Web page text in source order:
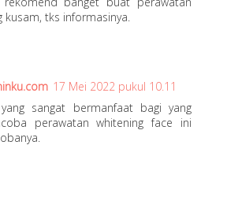
kusam, tks informasinya.
17 Mei 2022 pukul 10.11
sangat bermanfaat bagi yang
perawatan whitening face ini